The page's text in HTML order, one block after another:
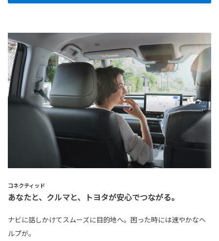
コネクティッド
あなたと、クルマと、トヨタが安心でつながる。
ナビに話しかけてスムーズに目的地へ。困った時には速やかなヘ
ルプが。